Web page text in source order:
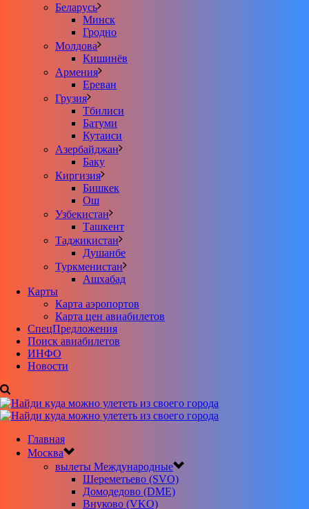
Беларусь
Минск
Гродно
Молдова
Кишинёв
Армения
Ереван
Грузия
Тбилиси
Батуми
Кутаиси
Азербайджан
Баку
Киргизия
Бишкек
Ош
Узбекистан
Ташкент
Таджикистан
Душанбе
Туркменистан
Ашхабад
Карты
Карта аэропортов
Карта цен авиабилетов
CпецПредложения
Поиск авиабилетов
ИНФО
Новости
Главная
Москва
вылеты Международные
Шереметьево (SVO)
Домодедово (DME)
Внуково (VKO)